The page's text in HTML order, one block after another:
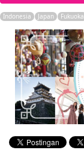
Indonesia Japan Fukuoka